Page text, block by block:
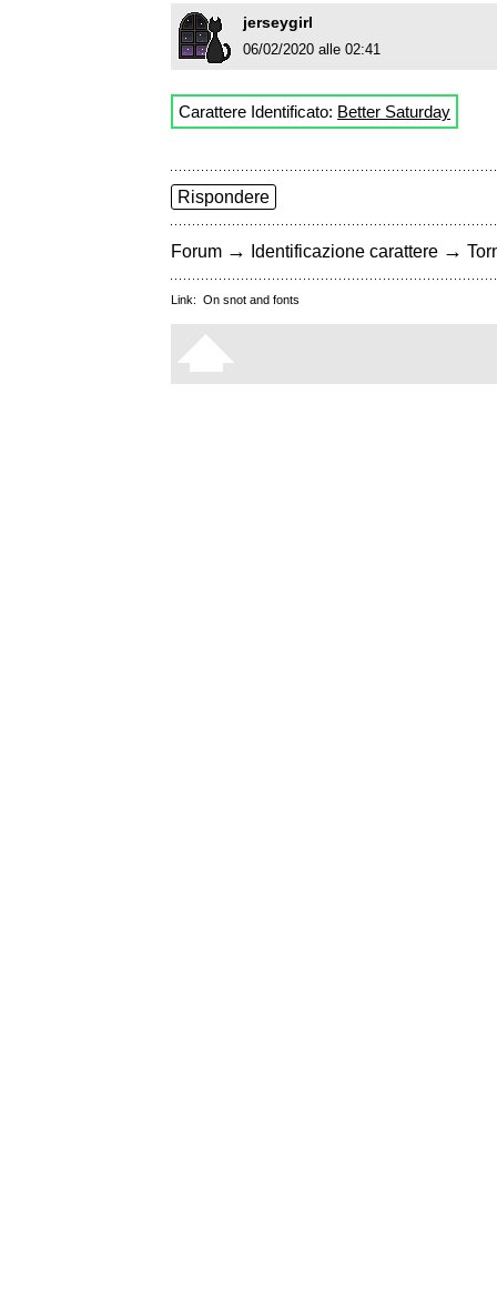
jerseygirl
06/02/2020 alle 02:41
Carattere Identificato: Better Saturday
Rispondere
Forum → Identificazione carattere →
Link: On snot and fonts